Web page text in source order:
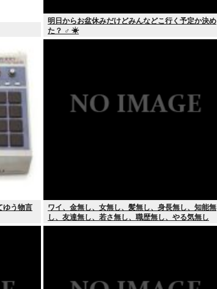
明日からお盆休みだけどみんなどこ行く予定か決め
た？ ‍♂ ☀
ゆう物言
ワイ、金無し、女無し、髪無し、身長無し、知能無
し、友達無し、若さ無し、職歴無し、やる気無し